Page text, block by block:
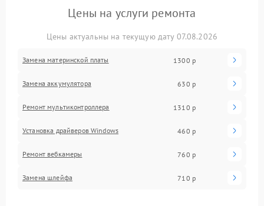
Цены на услуги ремонта
Цены актуальны на текущую дату 07.08.2026
Замена материнской платы 1300 р
Замена аккумулятора 630 р
Ремонт мультиконтроллера 1310 р
Установка драйверов Windows 460 р
Ремонт вебкамеры 760 р
Замена шлейфа 710 р